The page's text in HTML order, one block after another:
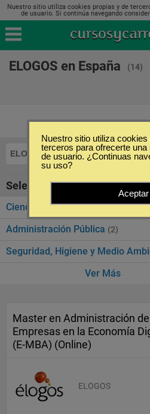
Nuestro sitio utiliza cookies propias y de
de usuario. Si continúa navegando
ELOGOS en España (14)
ELOGOS
Seleccione la categoría
Ciencias Económicas y
Administración Pública (2)
Seguridad, Higiene y Medio
Ver Más
Master en Administración de
Empresas en la Economía
(E-MBA) (Online)
ELOGOS
Nuestro sitio utiliza
terceros para ofrecerte
de usuario. ¿Continuas
su uso?
Aceptar